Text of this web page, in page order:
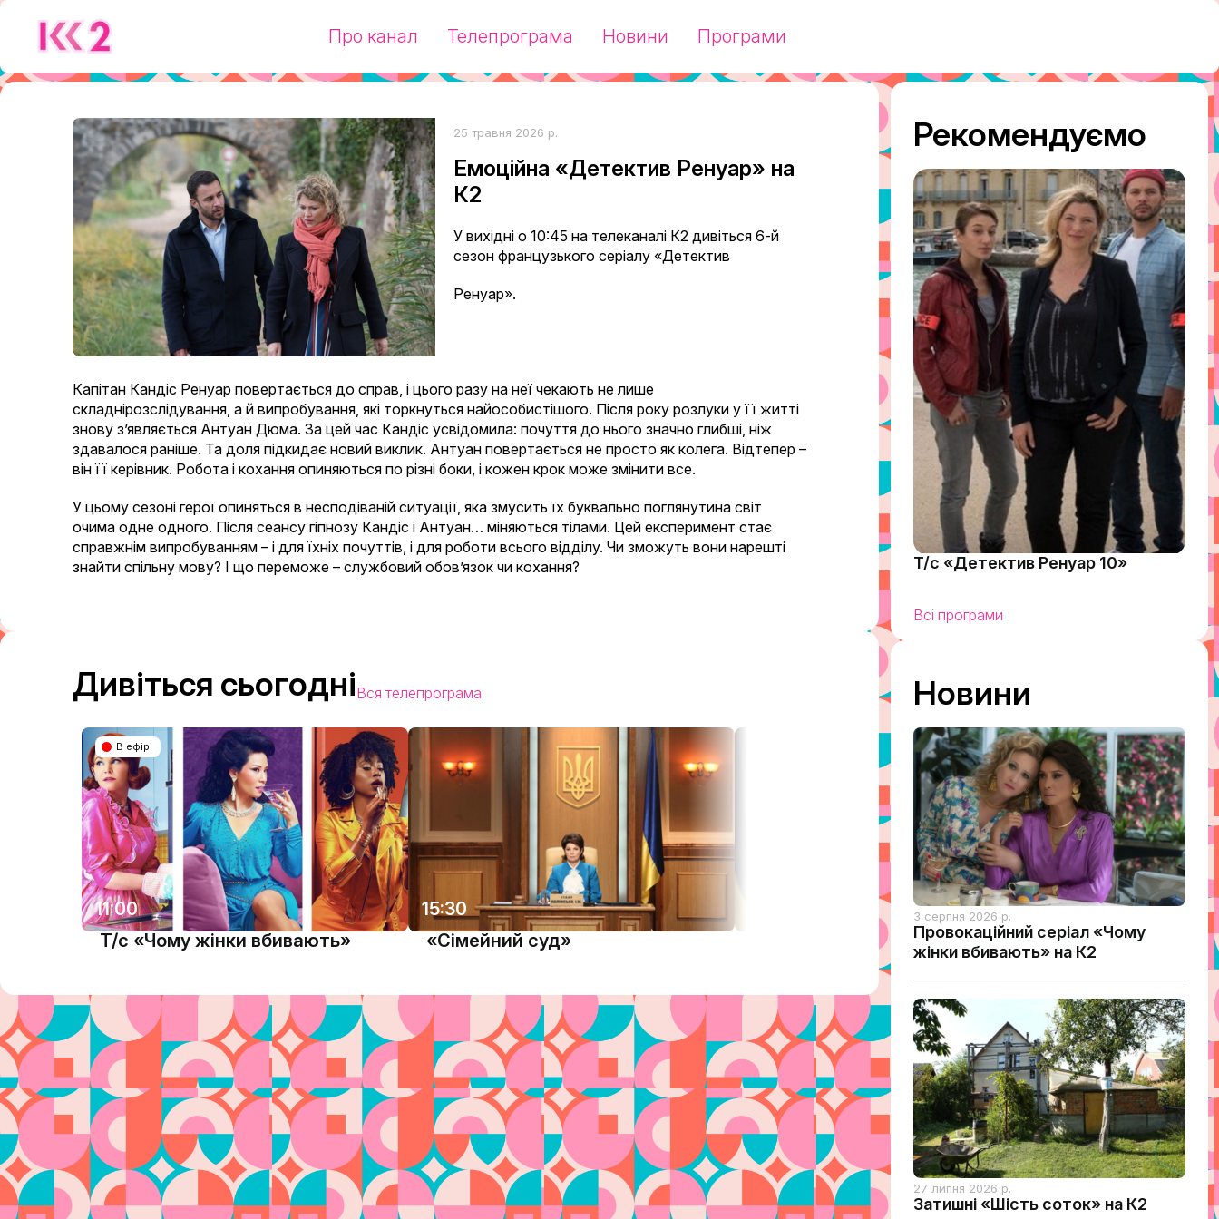
Про канал Телепрограма Новини Програми
25 травня 2026 р.
Емоційна «Детектив Ренуар» на
К2
У вихідні о 10:45 на телеканалі К2 дивіться 6-й
сезон французького серіалу «Детектив
Ренуар».
Капітан Кандіс Ренуар повертається до справ, і цього разу на неї чекають не лише
складнірозслідування, а й випробування, які торкнуться найособистішого. Після року розлуки у її житті
знову з’являється Антуан Дюма. За цей час Кандіс усвідомила: почуття до нього значно глибші, ніж
здавалося раніше. Та доля підкидає новий виклик. Антуан повертається не просто як колега. Відтепер –
він її керівник. Робота і кохання опиняються по різні боки, і кожен крок може змінити все.
У цьому сезоні герої опиняться в несподіваній ситуації, яка змусить їх буквально поглянутина світ
очима одне одного. Після сеансу гіпнозу Кандіс і Антуан… міняються тілами. Цей експеримент стає
справжнім випробуванням – і для їхніх почуттів, і для роботи всього відділу. Чи зможуть вони нарешті
знайти спільну мову? І що переможе – службовий обов’язок чи кохання?
Дивіться сьогодніВся телепрограма
В ефірі
11:00
Т/с «Чому жінки вбивають»
15:30
«Сімейний суд»
"Судові справи"
18:15
Ток-шоу
Рекомендуємо
Т/с «Детектив Ренуар 10»
Всі програми
Новини
3 серпня 2026 р.
Провокаційний серіал «Чому
жінки вбивають» на К2
27 липня 2026 р.
Затишні «Шість соток» на К2